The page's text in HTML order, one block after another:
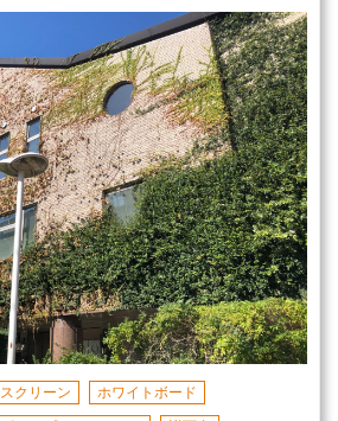
スクリーン
ホワイトボード